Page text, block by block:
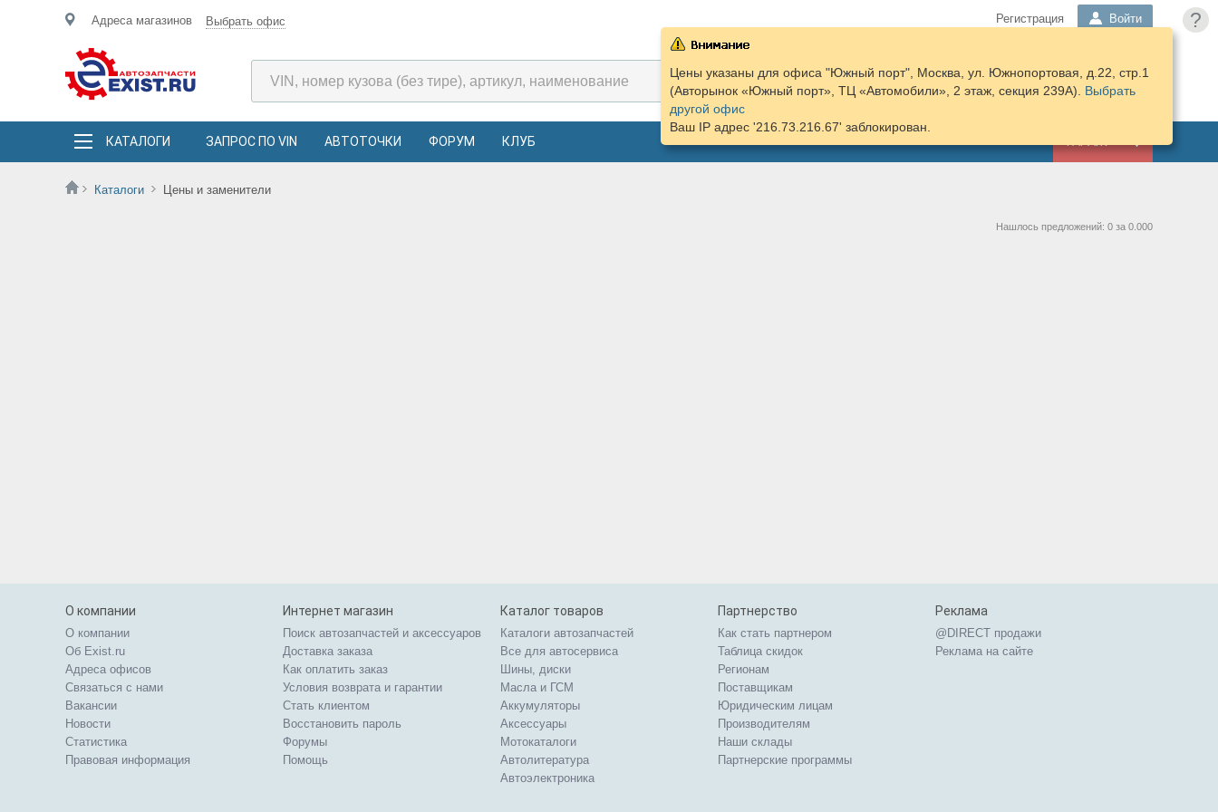
?
Адреса магазинов Выбрать офис Регистрация Войти
КОРЗИНА
ПОДОБРАТЬ
ЗАПЧАСТИ
КАТАЛОГИ ЗАПРОС ПО VIN АВТОТОЧКИ ФОРУМ КЛУБ
Каталоги Цены и заменители
Цены указаны для офиса "Южный порт", Москва, ул. Южнопортовая, д.22, стр.1
(Авторынок «Южный порт», ТЦ «Автомобили», 2 этаж, секция 239А). Выбрать
другой офис
Ваш IP адрес '216.73.216.67' заблокирован.
Нашлось предложений: 0 за 0.000
О компании
О компании
Об Exist.ru
Адреса офисов
Связаться с нами
Вакансии
Новости
Статистика
Правовая информация
Интернет магазин
Поиск автозапчастей и аксессуаров
Доставка заказа
Как оплатить заказ
Условия возврата и гарантии
Стать клиентом
Восстановить пароль
Форумы
Помощь
Каталог товаров
Каталоги автозапчастей
Все для автосервиса
Шины, диски
Масла и ГСМ
Аккумуляторы
Аксессуары
Мотокаталоги
Автолитература
Автоэлектроника
Партнерство
Как стать партнером
Таблица скидок
Регионам
Поставщикам
Юридическим лицам
Производителям
Наши склады
Партнерские программы
Реклама
@DIRECT продажи
Реклама на сайте